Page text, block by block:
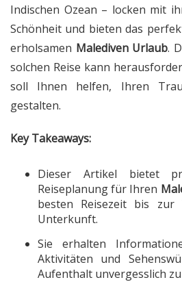
Indischen Ozean – locken mit
Schönheit und bieten das
erholsamen Malediven Urlaub.
solchen Reise kann
soll Ihnen helfen, Ihren
gestalten.
Key Takeaways:
Dieser Artikel bietet
Reiseplanung für Ihren
besten Reisezeit bis zur
Unterkunft.
Sie erhalten
Aktivitäten und
Aufenthalt unvergesslich